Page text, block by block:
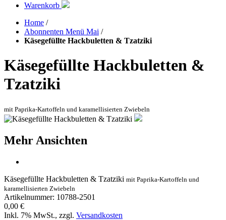
Warenkorb
Home /
Abonnenten Menü Mai /
Käsegefüllte Hackbuletten & Tzatziki
Käsegefüllte Hackbuletten &
Tzatziki
mit Paprika-Kartoffeln und karamellisierten Zwiebeln
Mehr Ansichten
Käsegefüllte Hackbuletten & Tzatziki mit Paprika-Kartoffeln und
karamellisierten Zwiebeln
Artikelnummer: 10788-2501
0,00 €
Inkl. 7% MwSt., zzgl. Versandkosten